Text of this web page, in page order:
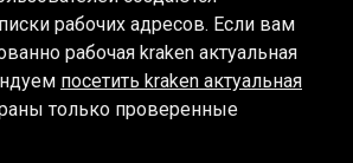
рабочих адресов. Если вам
рабочая kraken актуальная
посетить kraken актуальная
только проверенные